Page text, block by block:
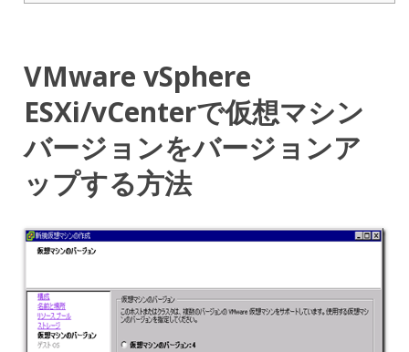
VMware vSphere
ESXi/vCenterで仮想マシン
バージョンをバージョンア
ップする方法